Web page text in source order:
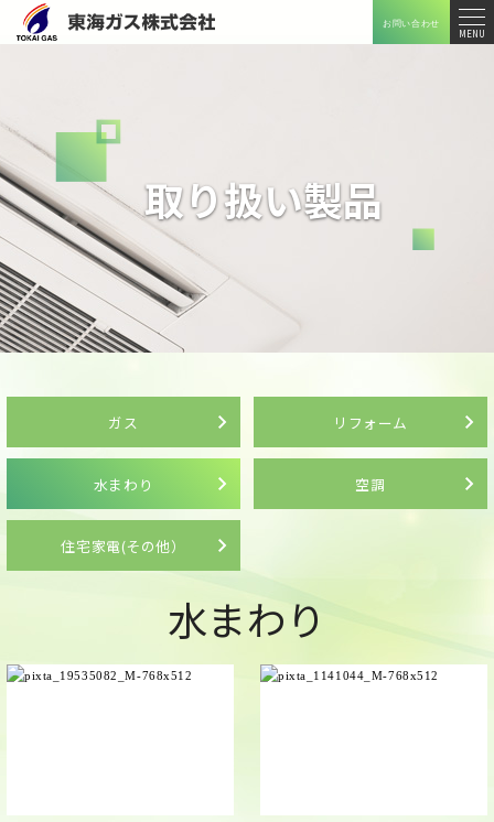
お問い合わせ
取り扱い製品
ガス リフォーム
水まわり 空調
住宅家電(その他）
水まわり
メニ
ュー
MENU